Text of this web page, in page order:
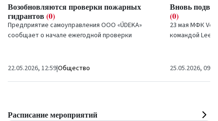
Возобновляются проверки пожарных
гидрантов (0)
Предприятие самоуправления ООО «ŪDEKA»
сообщает о начале ежегодной проверки
22.05.2026, 12:59|Общество
Вновь
(0)
23 мая МФК
командой
25.05.2026, 09:45
Расписание мероприятий